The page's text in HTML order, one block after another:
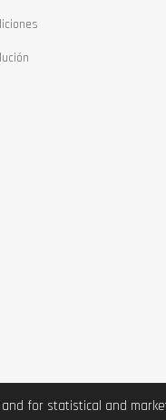
for statistical and